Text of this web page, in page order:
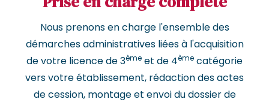
Nous prenons en charge l'ensemble des
démarches administratives liées à l'acquisition
de votre licence de 3ème et de 4ème catégorie
vers votre établissement, rédaction des actes
de cession, montage et envoi du dossier de